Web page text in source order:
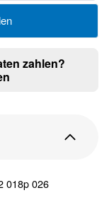
zahlen?
018p 026